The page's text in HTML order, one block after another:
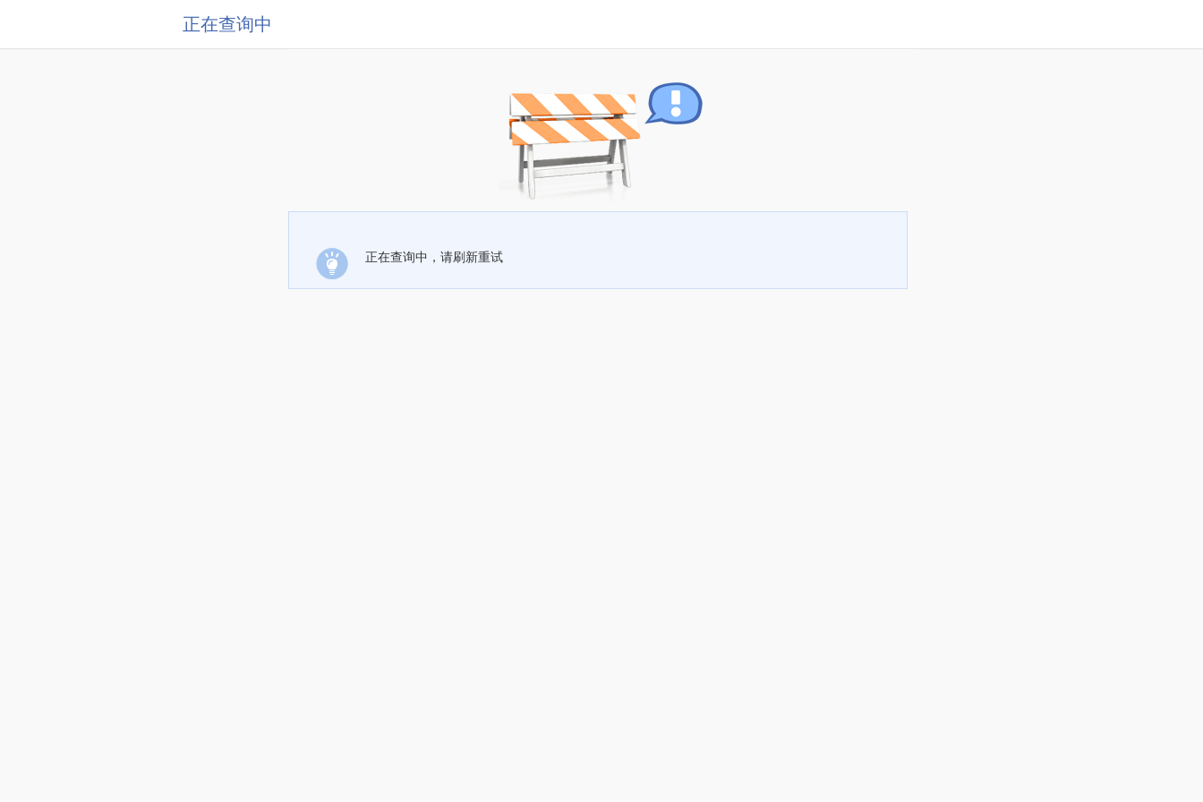
正在查询中
正在查询中，请刷新重试